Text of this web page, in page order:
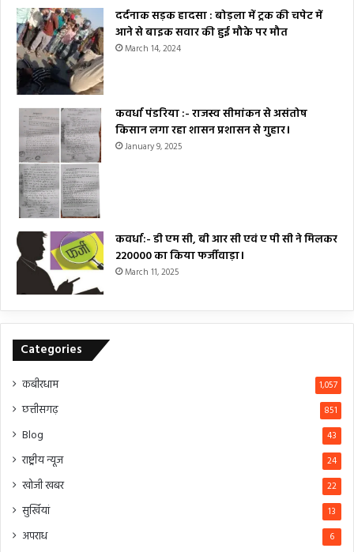
दर्दनाक सड़क हादसा : बोड़ला में ट्रक की चपेट में
आने से बाइक सवार की हुई मौके पर मौत
March 14, 2024
कवर्धा पंडरिया :- राजस्व सीमांकन से असंतोष
किसान लगा रहा शासन प्रशासन से गुहार।
January 9, 2025
कवर्धा:- डी एम सी, बी आर सी एवं ए पी सी ने मिलकर
₹220000 का किया फर्जीवाड़ा।
March 11, 2025
Categories
कबीरधाम 1,057
छत्तीसगढ़ 851
Blog 43
राष्ट्रीय न्यूज 24
खोजी खबर 22
सुर्खियां 13
अपराध 6